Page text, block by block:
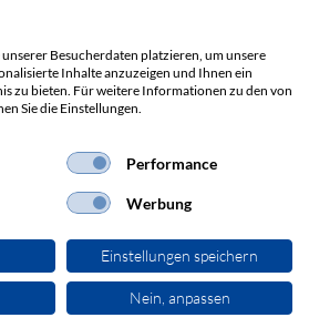
Haftungsausschluss
Components GmbH. Alle Rechte vorbehalten.
by polynorm
Besucherdaten platzieren, um unsere
Inhalte anzuzeigen und Ihnen ein
zu bieten. Für weitere Informationen zu den von
Sie die Einstellungen.
Performance
Werbung
Einstellungen speichern
Nein, anpassen